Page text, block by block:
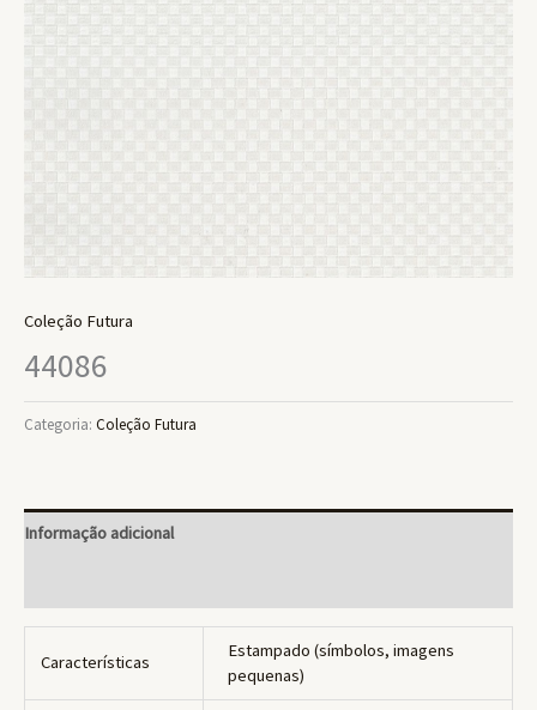
Coleção Futura
44086
Categoria: Coleção Futura
Informação adicional
Características
Estampado (símbolos, imagens
pequenas)